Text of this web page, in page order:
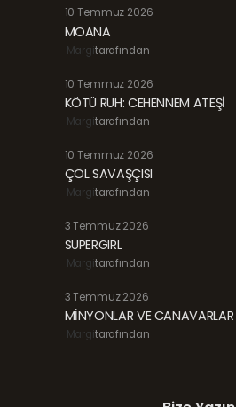
10 Temmuz 2026
MOANA
Margitarafından
10 Temmuz 2026
KÖTÜ RUH: CEHENNEM ATEŞİ
Margitarafından
10 Temmuz 2026
ÇÖL SAVAŞÇISI
Margitarafından
3 Temmuz 2026
SUPERGIRL
Margitarafından
3 Temmuz 2026
MİNYONLAR VE CANAVARLAR
Margitarafından